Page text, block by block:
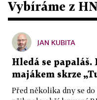
Vybíráme z HN
JAN KUBITA
Hledá se papaláš.
majákem skrze
Před několika dny se